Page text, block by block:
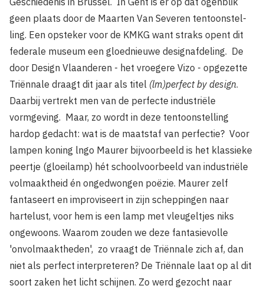
geen plaats door de Maarten Van Severen tentoonstel­
ling. Een opsteker voor de KMKG want straks opent dit
federale museum een gloednieuwe designafdeling. De
door Design Vlaan­deren - het vroegere Vizo - opgezette
Triënnale draagt dit jaar als titel (lm)perfect by design.
Daarbij vertrekt men van de perfecte industriële
vormgeving. Maar, zo wordt in deze tentoonstel­ling
hardop gedacht: wat is de maatstaf van perfectie? Voor
lampen koning lngo Maurer bijvoorbeeld is het klassieke
peertje (gloeilamp) hét schoolvoorbeeld van industriële
vol­maaktheid én ongedwongen poëzie. Maurer zelf
fantaseert en improviseert in zijn scheppingen naar
hartelust, voor hem is een lamp met vleugeltjes niks
ongewoons. Waarom zouden we deze fantasievolle
'onvolmaaktheden', zo vraagt de Triën­nale zich af, dan
niet als perfect interpreteren? De Triënnale laat op al dit
soort zaken het licht schijnen. Zo werd gezocht naar